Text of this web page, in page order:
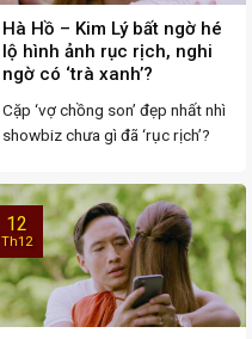
Hà Hồ – Kim Lý bất ngờ hé
lộ hình ảnh rục rịch, nghi
ngờ có ‘trà xanh’?
Cặp ‘vợ chồng son’ đẹp nhất nhì
showbiz chưa gì đã ‘rục rịch’?
12
Th12